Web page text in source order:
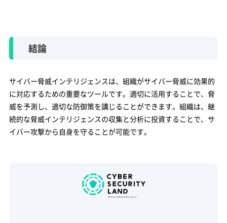
結論
サイバー脅威インテリジェンスは、組織がサイバー脅威に効果的
に対応するための重要なツールです。適切に活用することで、脅
威を予測し、適切な防御策を講じることができます。組織は、継
続的な脅威インテリジェンスの収集と分析に投資することで、サ
イバー攻撃から自身を守ることが可能です。